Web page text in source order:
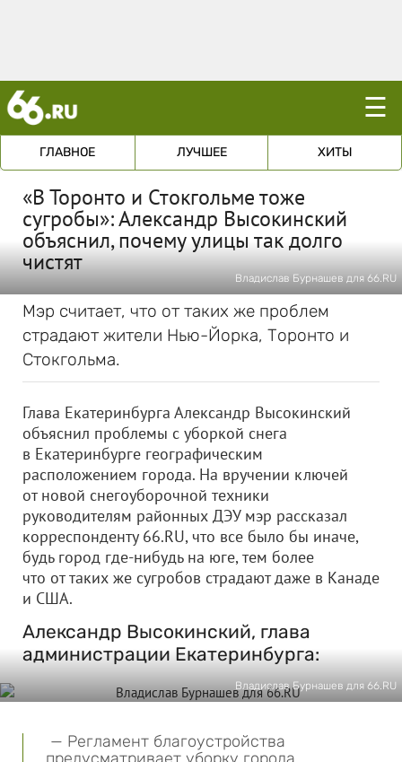
☰
ГЛАВНОЕ ЛУЧШЕЕ ХИТЫ
«В Торонто и Стокгольме тоже
сугробы»: Александр Высокинский
объяснил, почему улицы так долго
чистят
Владислав Бурнашев для 66.RU
Мэр считает, что от таких же проблем
страдают жители Нью-Йорка, Торонто и
Стокгольма.
Глава Екатеринбурга Александр Высокинский
объяснил проблемы с уборкой снега
в Екатеринбурге географическим
расположением города. На вручении ключей
от новой снегоуборочной техники
руководителям районных ДЭУ мэр рассказал
корреспонденту 66.RU, что все было бы иначе,
будь город где-нибудь на юге, тем более
что от таких же сугробов страдают даже в Канаде
и США.
Александр Высокинский, глава
администрации Екатеринбурга:
Владислав Бурнашев для 66.RU
— Регламент благоустройства